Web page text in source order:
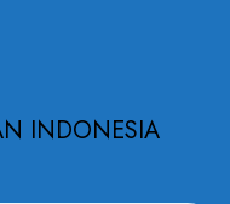
INDONESIA